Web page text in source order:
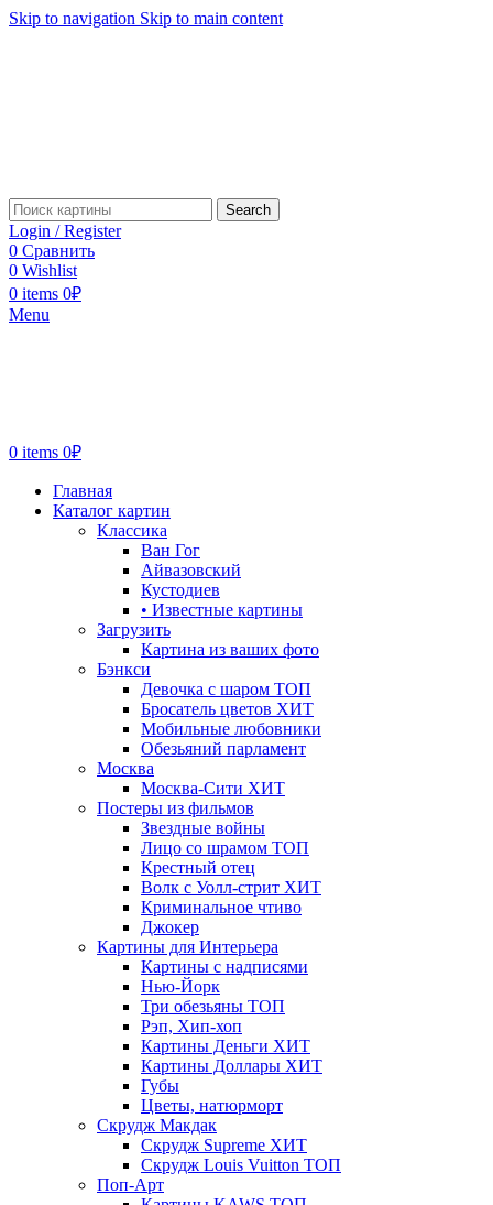
Skip to navigation Skip to main content
Search
Login / Register
0 Сравнить
0 Wishlist
0 items 0₽
Menu
0 items 0₽
Главная
Каталог картин
Классика
Ван Гог
Айвазовский
Кустодиев
• Известные картины
Загрузить
Картина из ваших фото
Бэнкси
Девочка с шаром ТОП
Бросатель цветов ХИТ
Мобильные любовники
Обезьяний парламент
Москва
Москва-Сити ХИТ
Постеры из фильмов
Звездные войны
Лицо со шрамом ТОП
Крестный отец
Волк с Уолл-стрит ХИТ
Криминальное чтиво
Джокер
Картины для Интерьера
Картины с надписями
Нью-Йорк
Три обезьяны ТОП
Рэп, Хип-хоп
Картины Деньги ХИТ
Картины Доллары ХИТ
Губы
Цветы, натюрморт
Скрудж Макдак
Скрудж Supreme ХИТ
Скрудж Louis Vuitton ТОП
Поп-Арт